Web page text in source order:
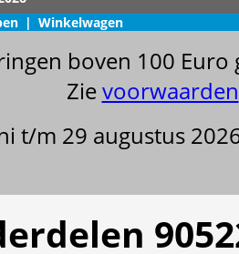
| Winkelwagen
boven 100
Zievoorwaarden
t/m 29 augustus